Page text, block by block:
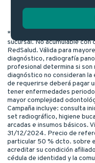
*Campaña sujeta a
sucursal. No acumulable
RedSalud. Válida para
diagnóstico, radiografía
profesional determina si son
diagnóstico no consideran
de requerirse deberá pagar
tener enfermedades
mayor complejidad
Campaña incluye: consulta
set radiográfico, higiene
arcadas e insumos básicos.
31/12/2024. Precio de
particular 50 % dcto. sobre
acreditar su condición
cédula de identidad y la